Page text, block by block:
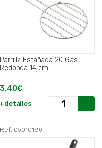
Parrilla Estañada 20 Gas
Redonda 14 cm..
3,40€
+detalles
Ref: 05010180